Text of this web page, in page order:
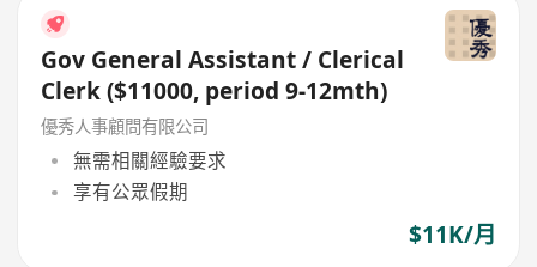
Gov General Assistant / Clerical
Clerk ($11000, period 9-12mth)
優秀人事顧問有限公司
無需相關經驗要求
享有公眾假期
$11K/月